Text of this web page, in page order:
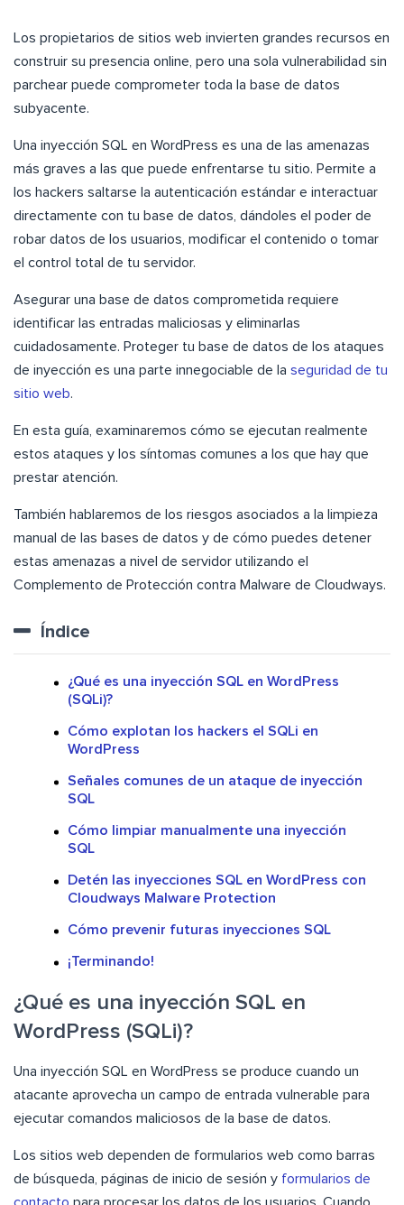
Los propietarios de sitios web invierten grandes recursos en
construir su presencia online, pero una sola vulnerabilidad sin
parchear puede comprometer toda la base de datos
subyacente.
Una inyección SQL en WordPress es una de las amenazas
más graves a las que puede enfrentarse tu sitio. Permite a
los hackers saltarse la autenticación estándar e interactuar
directamente con tu base de datos, dándoles el poder de
robar datos de los usuarios, modificar el contenido o tomar
el control total de tu servidor.
Asegurar una base de datos comprometida requiere
identificar las entradas maliciosas y eliminarlas
cuidadosamente. Proteger tu base de datos de los ataques
de inyección es una parte innegociable de la seguridad de tu
sitio web.
En esta guía, examinaremos cómo se ejecutan realmente
estos ataques y los síntomas comunes a los que hay que
prestar atención.
También hablaremos de los riesgos asociados a la limpieza
manual de las bases de datos y de cómo puedes detener
estas amenazas a nivel de servidor utilizando el
Complemento de Protección contra Malware de Cloudways.
Índice
¿Qué es una inyección SQL en WordPress
(SQLi)?
Cómo explotan los hackers el SQLi en
WordPress
Señales comunes de un ataque de inyección
SQL
Cómo limpiar manualmente una inyección
SQL
Detén las inyecciones SQL en WordPress con
Cloudways Malware Protection
Cómo prevenir futuras inyecciones SQL
¡Terminando!
¿Qué es una inyección SQL en
WordPress (SQLi)?
Una inyección SQL en WordPress se produce cuando un
atacante aprovecha un campo de entrada vulnerable para
ejecutar comandos maliciosos de la base de datos.
Los sitios web dependen de formularios web como barras
de búsqueda, páginas de inicio de sesión y formularios de